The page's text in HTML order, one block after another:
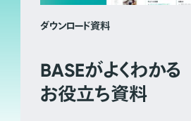
ダウンロード資料
BASEがよくわかる
お役立ち資料